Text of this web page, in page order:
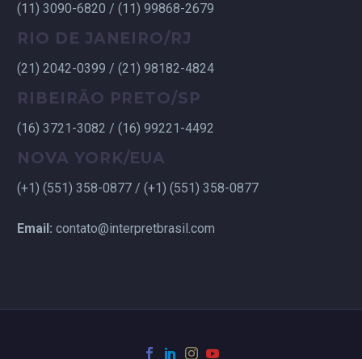
(11) 3090-6820 / (11) 99868-2679
RIO DE JANEIRO/RJ
(21) 2042-0399 / (21) 98182-4824
RIBEIRÃO PRETO/SP
(16) 3721-3082 / (16) 99221-4492
NOVA YORK/EUA
(+1) (551) 358-0877 / (+1) (551) 358-0877
Email: contato@interpretbrasil.com